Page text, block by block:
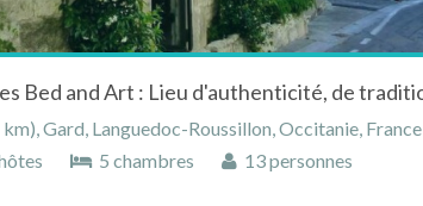
Gard, Languedoc-Roussillon, Occitanie, France
5 chambres 13 personnes